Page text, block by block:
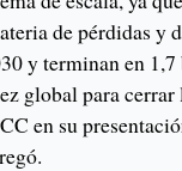
de pérdidas y
y terminan en
global para cerrar
en su